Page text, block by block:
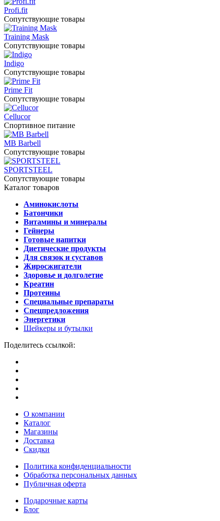
Profi.fit
Сопутствующие товары
Training Mask
Сопутствующие товары
Indigo
Сопутствующие товары
Prime Fit
Сопутствующие товары
Cellucor
Спортивное питание
MB Barbell
Сопутствующие товары
SPORTSTEEL
Сопутствующие товары
Каталог товаров
Аминокислоты
Батончики
Витамины и минералы
Гейнеры
Готовые напитки
Диетические продукты
Для связок и суставов
Жиросжигатели
Здоровье и долголетие
Креатин
Протеины
Специальные препараты
Спецпредложения
Энергетики
Шейкеры и бутылки
Поделитесь ссылкой:
О компании
Каталог
Магазины
Доставка
Скидки
Политика конфиденциальности
Обработка персональных данных
Публичная оферта
Подарочные карты
Блог